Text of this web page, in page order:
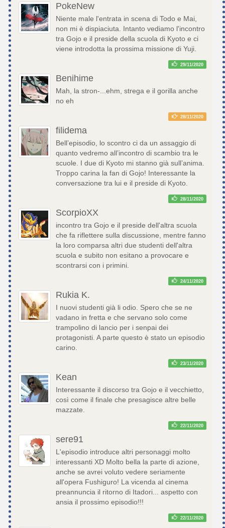
PokeNew
Niente male l'entrata in scena di Todo e Mai,
non mi è dispiaciuta. Intanto vediamo l'incontro
tra Gojo e il preside della scuola di Kyoto e ci
viene introdotta la prossima missione di Yuji.
29/11/2020
Benihime
Mah, la stron-...ehm, strega e il gorilla anche
no eh
28/11/2020
filidema
Bell’episodio, lo scontro ci da un assaggio di
quanto vedremo all’incontro di scambio tra le
scuole. I due di Kyoto mi stanno già sull’anima.
Troppo carina la fan di Gojo! Interessante la
conversazione tra lui e il preside di Kyoto.
28/11/2020
ScorpioXX
incontro tra Gojo e il preside dell'altra scuola
che fa riflettere sulla discussione, mentre fanno
la loro comparsa altri due studenti dell'altra
scuola e subito non esitano a provocare e
scontrarsi con i primini.
24/11/2020
Rukia K.
I nuovi studenti già li odio. Spero che se ne
vadano in fretta e che servano solo come
trampolino di lancio per i senpai dei
protagonisti. A parte questo è stato un episodio
carino.
23/11/2020
Kean
Interessante il discorso tra Gojo e il vecchietto,
così come il finale che presagisce altre belle
mazzate.
22/11/2020
sere91
L'episodio introduce altri personaggi molto
interessanti XD Molto bella la parte di azione,
anche se avrei voluto vedere seriamente
all'opera Fushiguro! La vicenda al cinema
preannuncia il ritorno di Itadori... aspetto con
ansia il prossimo episodio!!!
22/11/2020